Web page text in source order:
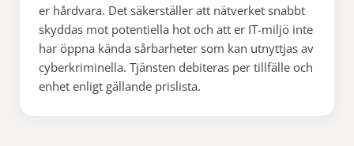
er hårdvara. Det säkerställer att nätverket snabbt
skyddas mot potentiella hot och att er IT-miljö inte
har öppna kända sårbarheter som kan utnyttjas av
cyberkriminella. Tjänsten debiteras per tillfälle och
enhet enligt gällande prislista.